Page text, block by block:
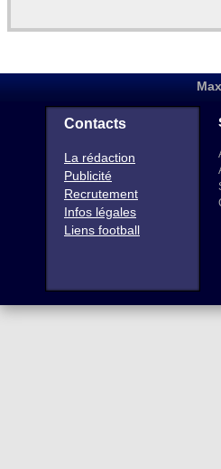
Contacts
La rédaction
Publicité
Recrutement
Infos légales
Liens football